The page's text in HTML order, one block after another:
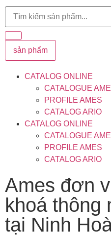
sản phẩm
CATALOG ONLINE
CATALOGUE
PROFILE AMES
CATALOG ARIO
CATALOG ONLINE
CATALOGUE
PROFILE AMES
CATALOG ARIO
Ames đơn
khoá thông
tại Ninh